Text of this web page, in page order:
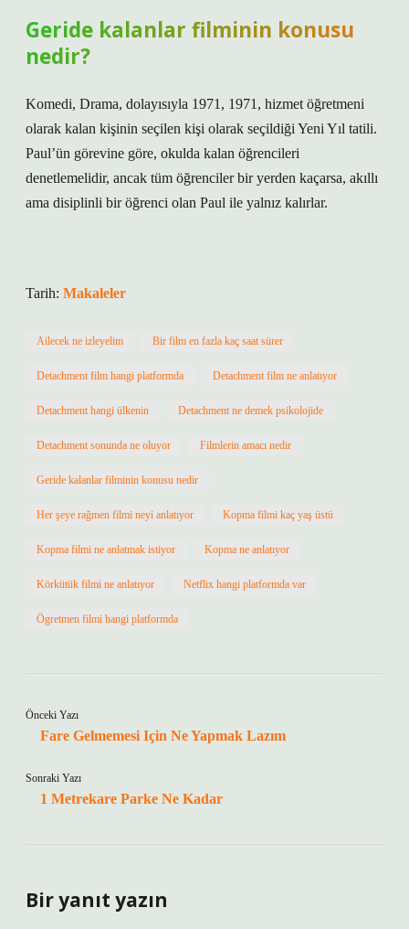
Geride kalanlar filminin konusu
nedir?
Komedi, Drama, dolayısıyla 1971, 1971, hizmet öğretmeni
olarak kalan kişinin seçilen kişi olarak seçildiği Yeni Yıl tatili.
Paul’ün görevine göre, okulda kalan öğrencileri
denetlemelidir, ancak tüm öğrenciler bir yerden kaçarsa, akıllı
ama disiplinli bir öğrenci olan Paul ile yalnız kalırlar.
Tarih: Makaleler
Ailecek ne izleyelim Bir film en fazla kaç saat sürer
Detachment film hangi platformda Detachment film ne anlatıyor
Detachment hangi ülkenin Detachment ne demek psikolojide
Detachment sonunda ne oluyor Filmlerin amacı nedir
Geride kalanlar filminin konusu nedir
Her şeye rağmen filmi neyi anlatıyor Kopma filmi kaç yaş üstü
Kopma filmi ne anlatmak istiyor Kopma ne anlatıyor
Körkütük filmi ne anlatıyor Netflix hangi platformda var
Ögretmen filmi hangi platformda
Önceki Yazı
Fare Gelmemesi Için Ne Yapmak Lazım
Sonraki Yazı
1 Metrekare Parke Ne Kadar
Bir yanıt yazın